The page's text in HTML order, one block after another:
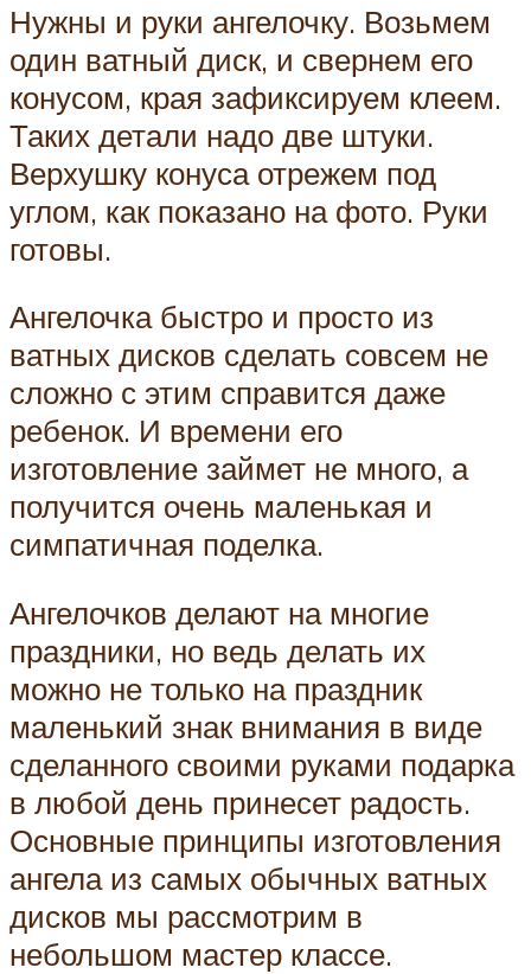
Нужны и руки ангелочку. Возьмем
один ватный диск, и свернем его
конусом, края зафиксируем клеем.
Таких детали надо две штуки.
Верхушку конуса отрежем под
углом, как показано на фото. Руки
готовы.
Ангелочка быстро и просто из
ватных дисков сделать совсем не
сложно с этим справится даже
ребенок. И времени его
изготовление займет не много, а
получится очень маленькая и
симпатичная поделка.
Ангелочков делают на многие
праздники, но ведь делать их
можно не только на праздник
маленький знак внимания в виде
сделанного своими руками подарка
в любой день принесет радость.
Основные принципы изготовления
ангела из самых обычных ватных
дисков мы рассмотрим в
небольшом мастер классе.